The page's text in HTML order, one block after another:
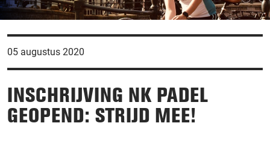
05 augustus 2020
INSCHRIJVING NK PADEL
GEOPEND: STRIJD MEE!